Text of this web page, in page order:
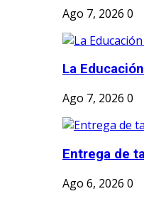
Ago 7, 2026 0
La
Ago 7, 2026 0
Entrega de
Ago 6, 2026 0